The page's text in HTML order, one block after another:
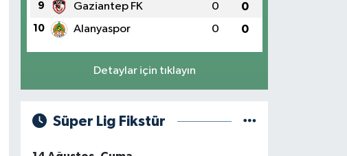
9 Gaziantep FK 0 0
10 Alanyaspor 0 0
Detaylar için tıklayın
Süper Lig Fikstür